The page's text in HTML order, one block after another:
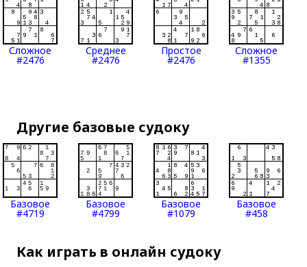
Сложное
#2476
Среднее
#2476
Простое
#2476
Сложное
#1355
Другие базовые судоку
Базовое
#4719
Базовое
#4799
Базовое
#1079
Базовое
#458
Как играть в онлайн судоку